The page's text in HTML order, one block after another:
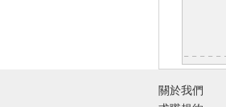
關於我們